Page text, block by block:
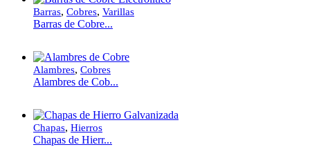
Barras, Cobres, Varillas
Barras de Cobre...
Alambres, Cobres
Alambres de Cob...
Chapas, Hierros
Chapas de Hierr...